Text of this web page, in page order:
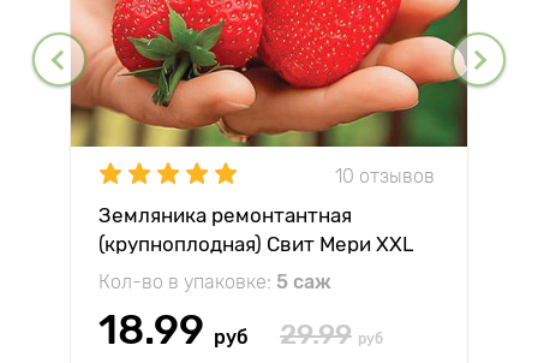
10 отзывов
Земляника ремонтантная
(крупноплодная) Свит Мери XXL
Кол-во в упаковке: 5 саж
18.99 руб 29.99 руб